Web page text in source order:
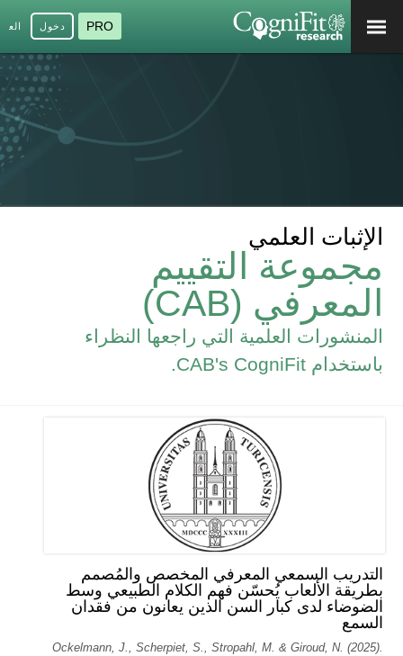
PRO دخول
الإثبات العلمي
مجموعة التقييم
المعرفي (CAB)
المنشورات العلمية التي راجعها النظراء
باستخدام CAB's CogniFit.
التدريب السمعي المعرفي المخصص والمُصمم
بطريقة الألعاب يُحسّن فهم الكلام الطبيعي وسط
الضوضاء لدى كبار السن الذين يعانون من فقدان
السمع
Ockelmann, J., Scherpiet, S., Stropahl, M. & Giroud, N. (2025).